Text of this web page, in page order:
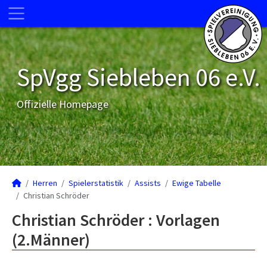
SpVgg Siebleben 06 e.V.
Offizielle Homepage
Herren Spielerstatistik Assists
Ewige Tabelle
Christian Schröder
Christian Schröder : Vorlagen
(2.Männer)